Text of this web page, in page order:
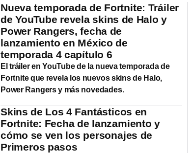
Nueva temporada de Fortnite: Tráiler
de YouTube revela skins de Halo y
Power Rangers, fecha de
lanzamiento en México de
temporada 4 capítulo 6
El tráiler en YouTube de la nueva temporada de
Fortnite que revela los nuevos skins de Halo,
Power Rangers y más novedades.
Skins de Los 4 Fantásticos en
Fortnite: Fecha de lanzamiento y
cómo se ven los personajes de
Primeros pasos